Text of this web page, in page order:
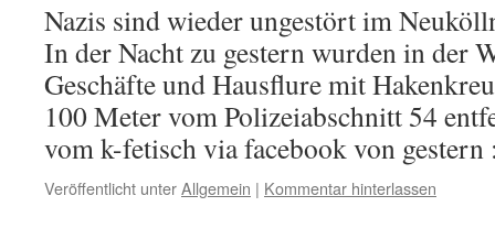
Nazis sind wieder ungestört im
In der Nacht zu gestern wurden in der
Geschäfte und Hausflure mit
100 Meter vom Polizeiabschnitt 54
vom k-fetisch via facebook von
Veröffentlicht unterAllgemein | Kommentar hinterlassen